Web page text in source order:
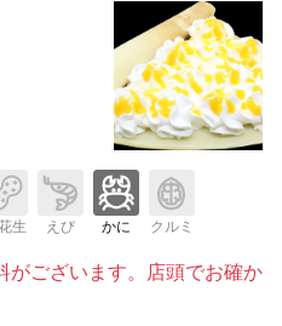
生 えび かに クルミ
がございます。店頭でお確か